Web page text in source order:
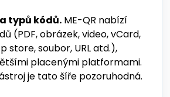
typů kódů. ME-QR nabízí
(PDF, obrázek, video, vCard,
store, soubor, URL atd.),
placenými platformami.
je tato šíře pozoruhodná.